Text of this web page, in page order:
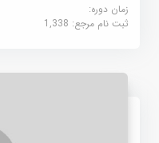
زمان دوره:
ثبت نام مرجع:1,338